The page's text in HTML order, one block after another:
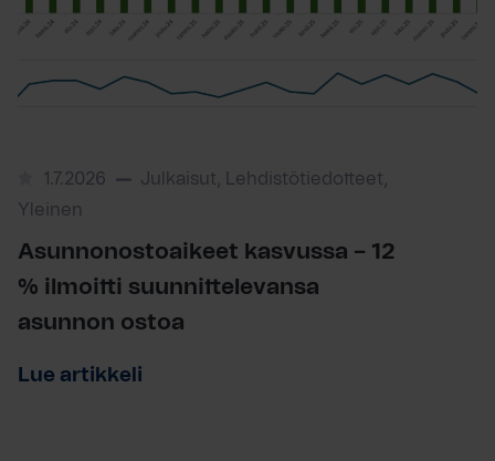
1.7.2026
Julkaisut, Lehdistötiedotteet,
Yleinen
Asunnonostoaikeet kasvussa – 12
% ilmoitti suunnittelevansa
asunnon ostoa
Lue artikkeli